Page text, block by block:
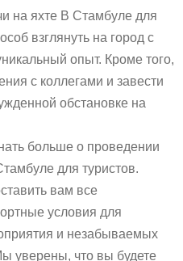
на яхте В Стамбуле для
взглянуть на город с
опыт. Кроме того,
с коллегами и завести
обстановке на
больше о проведении
для туристов.
вам все
условия для
и незабываемых
уверены, что вы будете